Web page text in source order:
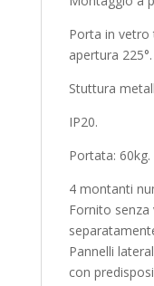
Porta in
apertura 225°.
Stuttura
IP20.
Portata: 60kg.
4 montanti
Fornito senza
Pannelli
con